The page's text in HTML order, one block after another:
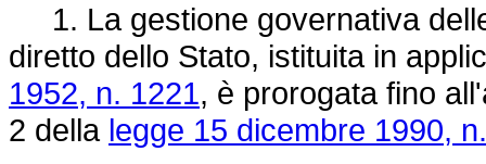
1. La gestione governativa
diretto dello Stato, istituita in
1952, n. 1221, è prorogata fino
2 della legge 15 dicembre 1990,